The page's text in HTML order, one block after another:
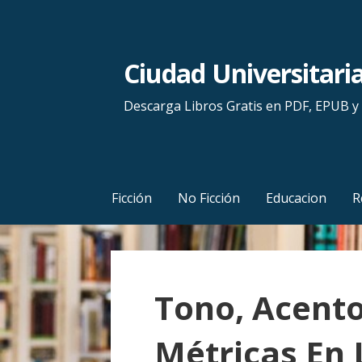
n
t
e
n
i
d
Ciudad
Descarga Libros Gratis en PDF, EPUB y
Ficción No Ficción Educacion
Tono,
Métricas En